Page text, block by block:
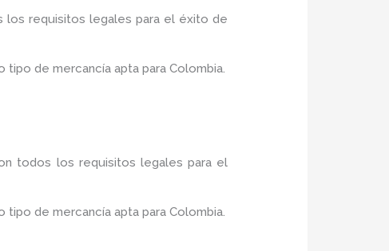
los requisitos legales para el éxito de
de mercancía apta para Colombia.
todos los requisitos legales para el
de mercancía apta para Colombia.